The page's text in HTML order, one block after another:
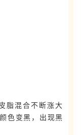
脂混合不断涨大
色变黑，出现黑